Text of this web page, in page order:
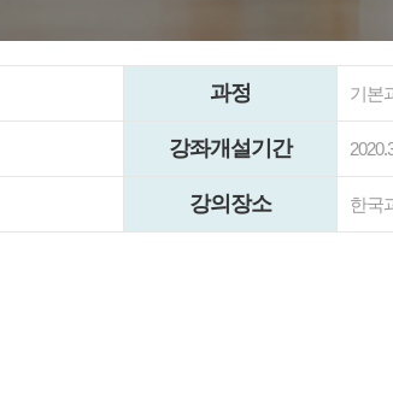
과정 기본
강좌개설기간
강의장소 한국